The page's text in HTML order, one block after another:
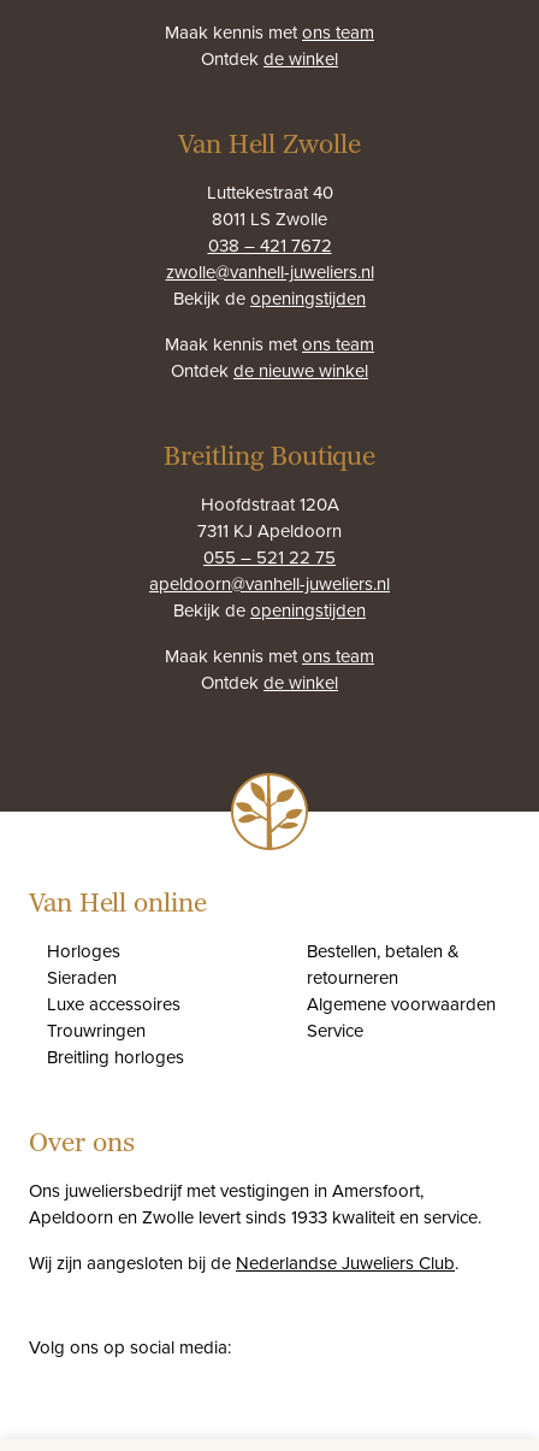
Maak kennis metons team
Ontdekde winkel
Van Hell Zwolle
Luttekestraat 40
8011 LS Zwolle
038 – 421 7672
zwolle@vanhell-juweliers.nl
Bekijk deopeningstijden
Maak kennis metons team
Ontdekde nieuwe winkel
Breitling Boutique
Hoofdstraat 120A
7311 KJ Apeldoorn
055 – 521 22 75
apeldoorn@vanhell-juweliers.nl
Bekijk deopeningstijden
Maak kennis metons team
Ontdekde winkel
Van Hell online
Horloges
Sieraden
Luxe accessoires
Trouwringen
Breitling horloges
Bestellen, betalen &
retourneren
Algemene voorwaarden
Service
Over ons
Ons juweliersbedrijf met vestigingen in Amersfoort,
Apeldoorn en Zwolle levert sinds 1933 kwaliteit en service.
Wij zijn aangesloten bij de Nederlandse Juweliers Club.
Volg ons op social media: